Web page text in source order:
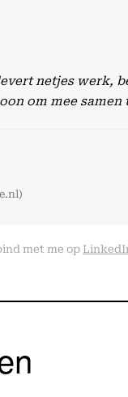
netjes werk,
om mee samen
met me op